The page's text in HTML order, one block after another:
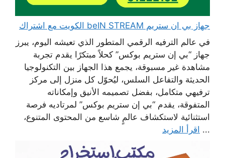
جهاز بي ان ستريم beIN STREAM الكويت مع اشتراك
في عالم الترفيه الرقمي المتطور الذي تعيشه اليوم، يبرز
جهاز “بي إن ستريم بوكس” كحلاً مبتكرًا يقدم تجربة
مشاهدة غير مسبوقة، يجمع هذا الجهاز بين التكنولوجيا
الحديثة والتفاعل السلس، ليُحوّل كل منزل إلى مركز
ترفيهي متكامل، بفضل تصميمه الأنيق وإمكاناته
المتفوقة، يقدم “بي إن ستريم بوكس” لمرتاديه فرصة
استثنائية لاستكشاف عالمٍ شاسع من المحتوى المتنوع،
... اقرأ المزيد